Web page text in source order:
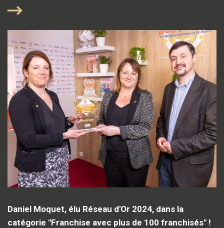
Daniel Moquet, élu Réseau d'Or 2024, dans la
catégorie "Franchise avec plus de 100 franchisés" !